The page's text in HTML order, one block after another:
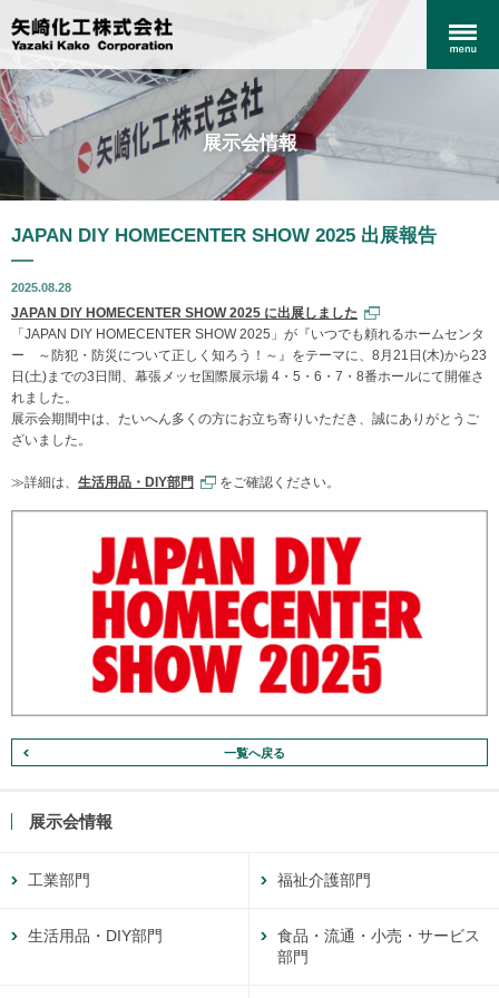
展示会情報
JAPAN DIY HOMECENTER SHOW 2025 出展報告
2025.08.28
JAPAN DIY HOMECENTER SHOW 2025 に出展しました
「JAPAN DIY HOMECENTER SHOW 2025」が『いつでも頼れるホームセンタ
ー ～防犯・防災について正しく知ろう！～』をテーマに、8月21日(木)から23
日(土)までの3日間、幕張メッセ国際展示場 4・5・6・7・8番ホールにて開催さ
れました。
展示会期間中は、たいへん多くの方にお立ち寄りいただき、誠にありがとうご
ざいました。
≫詳細は、 生活用品・DIY部門 をご確認ください。
一覧へ戻る
展示会情報
工業部門 福祉介護部門
生活用品・DIY部門
食品・流通・小売・サービス
部門